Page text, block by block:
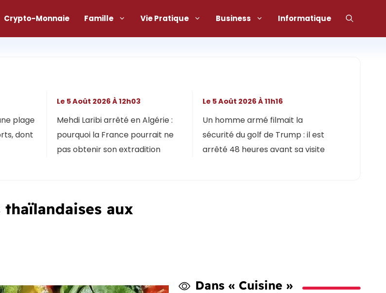
Crypto-Monnaie Famille Vie Pratique Business Informatique
plage
dont
Mehdi Laribi arrêté en Algérie :
pourquoi la France pourrait ne
pas obtenir son extradition
Le 5 Août 2026 À 12h03
Un homme armé filmait la
sécurité du golf de Trump : il est
arrêté 48 heures avant sa visite
Le 5 Août 2026 À 11h16
aux
Dans « Cuisine »